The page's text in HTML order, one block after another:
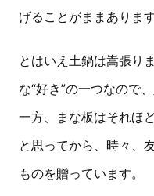
げることがままあります
とはいえ土鍋は嵩張り
な“好き”の一つなので
一方、まな板はそれほ
と思ってから、時々、
ものを贈っています。